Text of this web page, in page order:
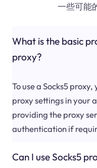
一些可能
What is the basic
proxy?
To use a Socks5
proxy settings in your
providing the proxy
authentication if
Can I use Socks5